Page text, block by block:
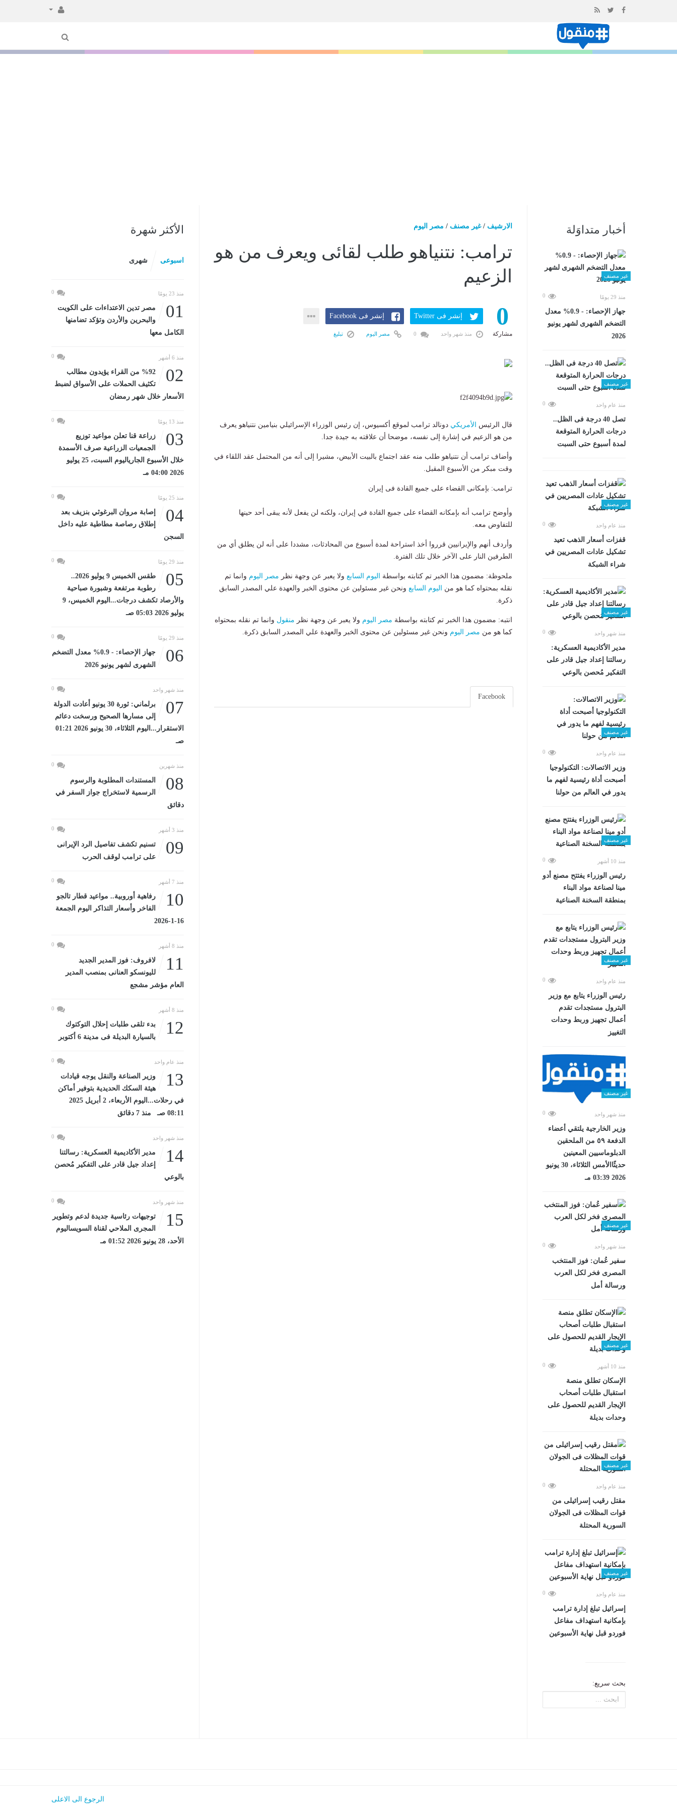
المحتوى
أخبار متداوَلة
غير مصنف
منذ 29 يومًا 0
جهاز الإحصاء: - 0.9% معدل
التضخم الشهرى لشهر يونيو
2026
غير مصنف
منذ عام واحد 0
تصل 40 درجة فى الظل..
درجات الحرارة المتوقعة
لمدة أسبوع حتى السبت
غير مصنف
منذ عام واحد 0
قفزات أسعار الذهب تعيد
تشكيل عادات المصريين في
شراء الشبكة
غير مصنف
منذ شهر واحد 0
مدير الأكاديمية العسكرية:
رسالتنا إعداد جيل قادر على
التفكير مُحصن بالوعي
غير مصنف
منذ عام واحد 0
وزير الاتصالات: التكنولوجيا
أصبحت أداة رئيسية لفهم ما
يدور في العالم من حولنا
غير مصنف
منذ 10 أشهر 0
رئيس الوزراء يفتتح مصنع أدو
مينا لصناعة مواد البناء
بمنطقة السخنة الصناعية
غير مصنف
منذ عام واحد 0
رئيس الوزراء يتابع مع وزير
البترول مستجدات تقدم
أعمال تجهيز وربط وحدات
التغييز
غير مصنف
منذ شهر واحد 0
وزير الخارجية يلتقي أعضاء
الدفعة ٥٩ من الملحقين
الدبلوماسيين المعينين
حديثًاالأمس الثلاثاء، 30 يونيو
2026 03:39 مـ
غير مصنف
منذ شهر واحد 0
سفير عُمان: فوز المنتخب
المصرى فخر لكل العرب
ورسالة أمل
غير مصنف
منذ 10 أشهر 0
الإسكان تطلق منصة
استقبال طلبات أصحاب
الإيجار القديم للحصول على
وحدات بديلة
غير مصنف
منذ عام واحد 0
مقتل رقيب إسرائيلى من
قوات المظلات فى الجولان
السورية المحتلة
غير مصنف
منذ عام واحد 0
إسرائيل تبلغ إدارة ترامب
بإمكانية استهداف مفاعل
فوردو قبل نهاية الأسبوعين
بحث سريع:
الارشيف /غير مصنف / مصر اليوم
ترامب: نتنياهو طلب لقائى ويعرف من هو
الزعيم
0
مشاركة
إنشر فى Twitter إنشر فى Facebook
منذ شهر واحد مصر اليوم تبليغ
قال الرئيس الأمريكي دونالد ترامب لموقع أكسيوس، إن رئيس الوزراء الإسرائيلي بنيامين نتنياهو يعرف
من هو الزعيم في إشارة إلى نفسه، موضحا أن علاقته به جيدة جدا.
وأضاف ترامب أن نتنياهو طلب منه عقد اجتماع بالبيت الأبيض، مشيرا إلى أنه من المحتمل عقد اللقاء في
وقت مبكر من الأسبوع المقبل.
ترامب: بإمكانى القضاء على جميع القادة فى إيران
وأوضح ترامب أنه بإمكانه القضاء على جميع القادة في إيران، ولكنه لن يفعل لأنه يبقى أحد حينها
للتفاوض معه.
وأردف أنهم والإيرانيين قرروا أخذ استراحة لمدة أسبوع من المحادثات، مشددا على أنه لن يطلق أي من
الطرفين النار على الآخر خلال تلك الفترة.
ملحوظة: مضمون هذا الخبر تم كتابته بواسطة اليوم السابع ولا يعبر عن وجهة نظر مصر اليوم وانما تم
نقله بمحتواه كما هو من
اليوم السابع ونحن غير مسئولين عن محتوى الخبر والعهدة علي المصدر السابق
ذكرة.
انتبه: مضمون هذا الخبر تم كتابته بواسطة مصر اليوم ولا يعبر عن وجهة نظر منقول وانما تم نقله بمحتواه
كما هو من مصر اليوم ونحن غير مسئولين عن محتوى الخبر والعهدة علي المصدر السابق ذكرة.
Facebook
الأكثر شهرة
اسبوعى شهرى
منذ 23 يومًا 0
01
مصر تدين الاعتداءات على الكويت
والبحرين والأردن وتؤكد تضامنها
الكامل معها
منذ 6 أشهر 0
02
%92 من القراء يؤيدون مطالب
تكثيف الحملات على الأسواق لضبط
الأسعار خلال شهر رمضان
منذ 13 يومًا 0
03
زراعة قنا تعلن مواعيد توزيع
الجمعيات الزراعية صرف الأسمدة
خلال الأسبوع الجارياليوم السبت، 25 يوليو
2026 04:00 مـ
منذ 25 يومًا 0
04
إصابة مروان البرغوثي بنزيف بعد
إطلاق رصاصة مطاطية عليه داخل
السجن
منذ 29 يومًا 0
05
طقس الخميس 9 يوليو 2026..
رطوبة مرتفعة وشبورة صباحية
والأرصاد تكشف درجات...اليوم الخميس، 9
يوليو 2026 05:03 صـ
منذ 29 يومًا 0
06
جهاز الإحصاء: - 0.9% معدل التضخم
الشهرى لشهر يونيو 2026
منذ شهر واحد 0
07
برلماني: ثورة 30 يونيو أعادت الدولة
إلى مسارها الصحيح ورسخت دعائم
الاستقرار...اليوم الثلاثاء، 30 يونيو 2026 01:21
صـ
منذ شهرين 0
08
المستندات المطلوبة والرسوم
الرسمية لاستخراج جواز السفر في
دقائق
منذ 3 أشهر 0
09
تسنيم تكشف تفاصيل الرد الإيرانى
على ترامب لوقف الحرب
منذ 7 أشهر 0
10
رفاهية أوروبية.. مواعيد قطار تالجو
الفاخر وأسعار التذاكر اليوم الجمعة
16-1-2026
منذ 8 أشهر 0
11
لافروف: فوز المدير الجديد
لليونسكو العنانى بمنصب المدير
العام مؤشر مشجع
منذ 8 أشهر 0
12
بدء تلقى طلبات إحلال التوكتوك
بالسيارة البديلة فى مدينة 6 أكتوبر
منذ عام واحد 0
13
وزير الصناعة والنقل يوجه قيادات
هيئة السكك الحديدية بتوفير أماكن
في رحلات...اليوم الأربعاء، 2 أبريل 2025
08:11 صـ منذ 7 دقائق
منذ شهر واحد 0
14
مدير الأكاديمية العسكرية: رسالتنا
إعداد جيل قادر على التفكير مُحصن
بالوعي
منذ شهر واحد 0
15
توجيهات رئاسية جديدة لدعم وتطوير
المجرى الملاحي لقناة السويساليوم
الأحد، 28 يونيو 2026 01:52 مـ
الرجوع الى الاعلى